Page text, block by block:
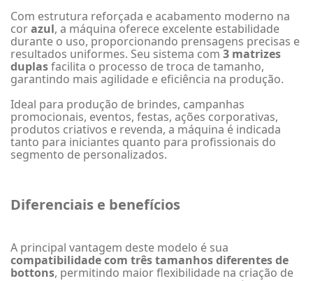
Com estrutura reforçada e acabamento moderno na
corazul, a máquina oferece excelente estabilidade
durante o uso, proporcionando prensagens precisas e
resultados uniformes. Seu sistema com 3 matrizes
duplasfacilita o processo de troca de tamanho,
garantindo mais agilidade e eficiência na produção.
Ideal para produção de brindes, campanhas
promocionais, eventos, festas, ações corporativas,
produtos criativos e revenda, a máquina é indicada
tanto para iniciantes quanto para profissionais do
segmento de personalizados.
Diferenciais e benefícios
A principal vantagem deste modelo é sua
compatibilidade com três tamanhos diferentes de
bottons, permitindo maior flexibilidade na criação de